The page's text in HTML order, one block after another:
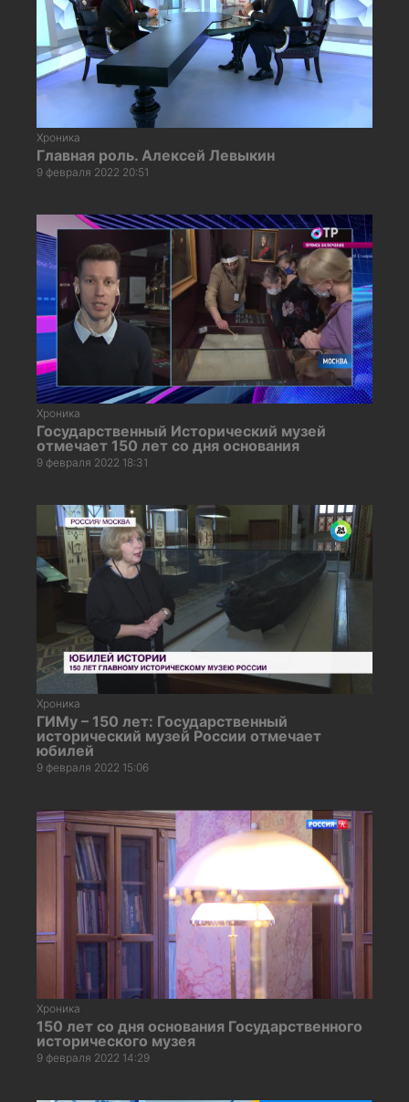
Хроника
Главная роль. Алексей Левыкин
9 февраля 2022 20:51
Хроника
Государственный Исторический музей
отмечает 150 лет со дня основания
9 февраля 2022 18:31
Хроника
ГИМу – 150 лет: Государственный
исторический музей России отмечает
юбилей
9 февраля 2022 15:06
Хроника
150 лет со дня основания Государственного
исторического музея
9 февраля 2022 14:29